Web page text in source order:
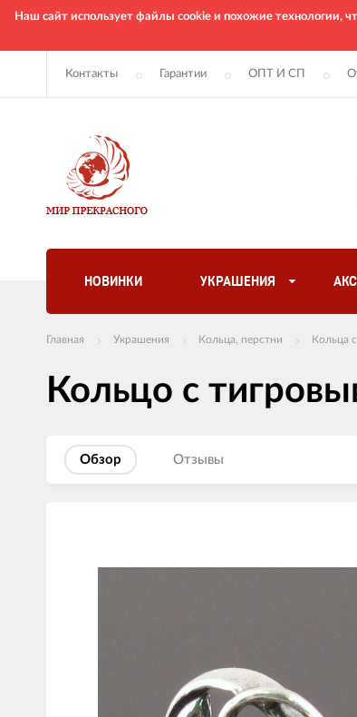
Наш сайт использует файлы cookie и похожие технологии,
Контакты Гарантии ОПТ И СП
НОВИНКИ УКРАШЕНИЯ
Главная Украшения Кольца, перстни Кольца
Кольцо с
Обзор Отзывы